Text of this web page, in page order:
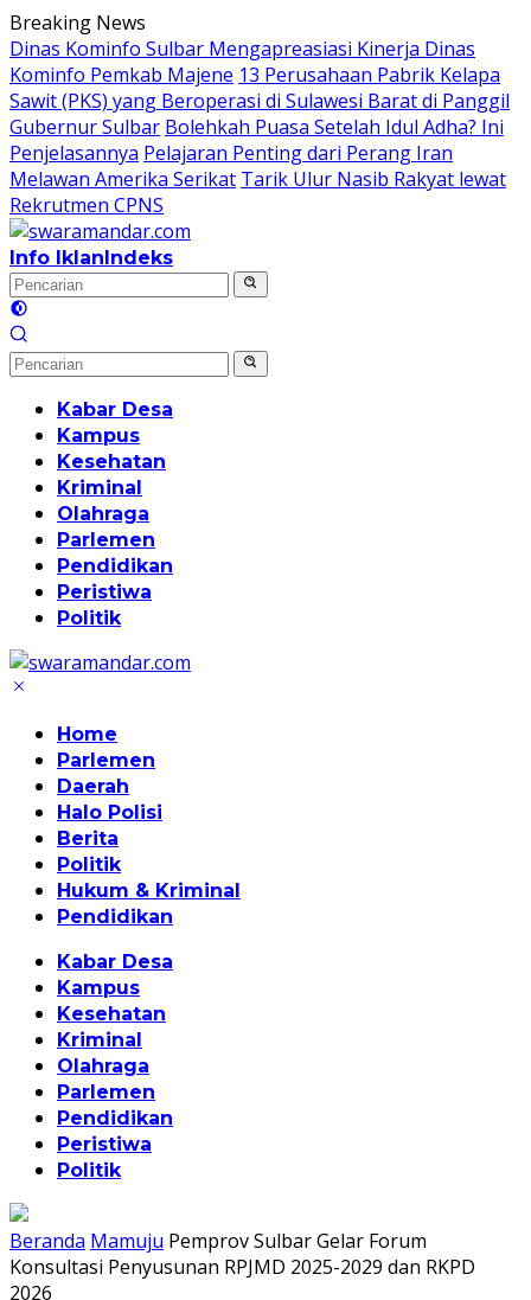
Langsung
ke
konten
Breaking News
Dinas Kominfo Sulbar Mengapreasiasi Kinerja Dinas
Kominfo Pemkab Majene 13 Perusahaan Pabrik Kelapa
Sawit (PKS) yang Beroperasi di Sulawesi Barat di Panggil
Gubernur Sulbar Bolehkah Puasa Setelah Idul Adha? Ini
Penjelasannya Pelajaran Penting dari Perang Iran
Melawan Amerika Serikat Tarik Ulur Nasib Rakyat lewat
Rekrutmen CPNS
Info IklanIndeks
Kabar Desa
Kampus
Kesehatan
Kriminal
Olahraga
Parlemen
Pendidikan
Peristiwa
Politik
Home
Parlemen
Daerah
Halo Polisi
Berita
Politik
Hukum & Kriminal
Pendidikan
Kabar Desa
Kampus
Kesehatan
Kriminal
Olahraga
Parlemen
Pendidikan
Peristiwa
Politik
Beranda Mamuju Pemprov Sulbar Gelar Forum
Konsultasi Penyusunan RPJMD 2025-2029 dan RKPD
2026